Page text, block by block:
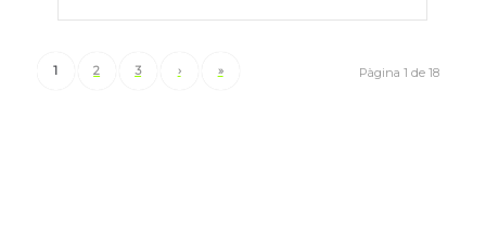
Pàgina 1 de 18
1 2 3 › »